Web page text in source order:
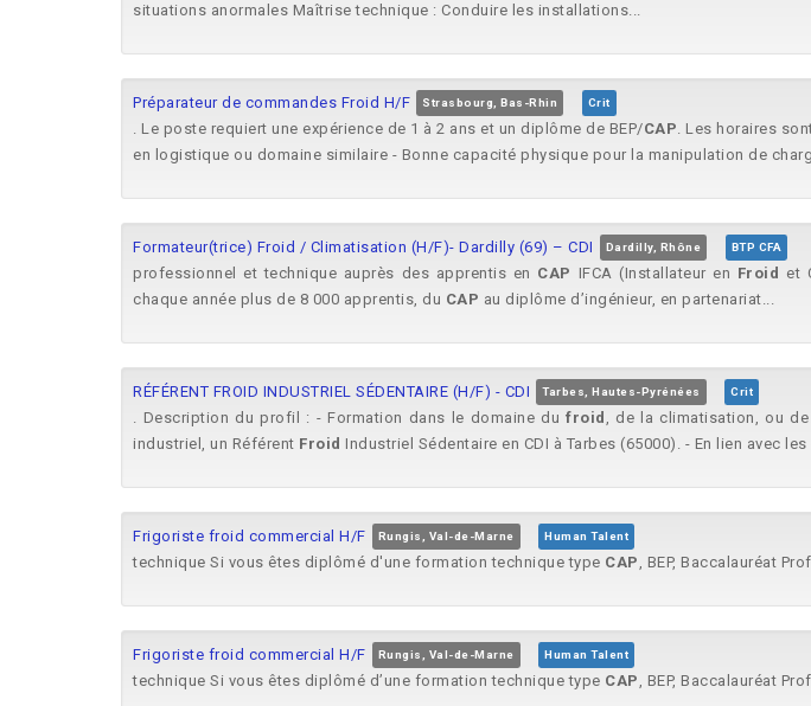
situations anormales Maîtrise technique : Conduire les installations...
Préparateur de commandes Froid H/F Strasbourg, Bas-Rhin Crit
. Le poste requiert une expérience de 1 à 2 ans et un diplôme de BEP/CAP. Les horaires
en logistique ou domaine similaire - Bonne capacité physique pour la manipulation de
Formateur(trice) Froid / Climatisation (H/F)- Dardilly (69) – CDI Dardilly, Rhône BTP CFA
professionnel et technique auprès des apprentis en CAP IFCA (Installateur en Froid et
chaque année plus de 8 000 apprentis, du CAP au diplôme d’ingénieur, en partenariat...
RÉFÉRENT FROID INDUSTRIEL SÉDENTAIRE (H/F) - CDI Tarbes, Hautes-Pyrénées Crit
. Description du profil : - Formation dans le domaine du froid , de la climatisation, ou
industriel, un Référent Froid Industriel Sédentaire en CDI à Tarbes (65000). - En lien avec
Frigoriste froid commercial H/F Rungis, Val-de-Marne Human Talent
technique Si vous êtes diplômé d'une formation technique type CAP, BEP, Baccalauréat
Frigoriste froid commercial H/F Rungis, Val-de-Marne Human Talent
technique Si vous êtes diplômé d’une formation technique type CAP, BEP, Baccalauréat